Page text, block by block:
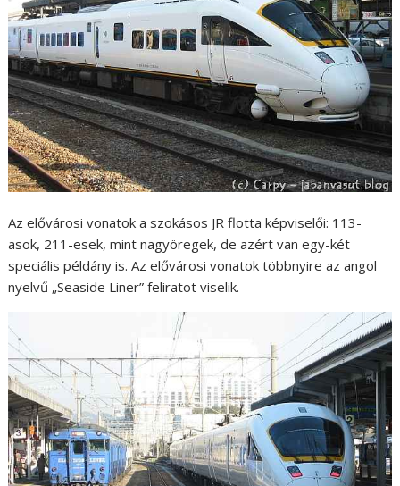
Az elővárosi vonatok a szokásos JR flotta képviselői: 113-
asok, 211-esek, mint nagyöregek, de azért van egy-két
speciális példány is. Az elővárosi vonatok többnyire az angol
nyelvű „Seaside Liner” feliratot viselik.